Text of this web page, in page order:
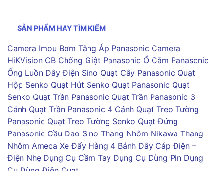
SẢN PHẨM HAY TÌM KIẾM
Camera Imou Bơm Tăng Áp Panasonic Camera
HiKVision CB Chống Giật Panasonic Ổ Cắm Panasonic
Ống Luồn Dây Điện Sino Quạt Cây Panasonic Quạt
Hộp Senko Quạt Hút Senko Quạt Panasonic Quạt
Senko Quạt Trần Panasonic Quạt Trần Panasonic 3
Cánh Quạt Trần Panasonic 4 Cánh Quạt Treo Tường
Panasonic Quạt Treo Tường Senko Quạt Đứng
Panasonic Cầu Dao Sino Thang Nhôm Nikawa Thang
Nhôm Ameca Xe Đẩy Hàng 4 Bánh Dây Cáp Điện –
Điện Nhẹ Dụng Cụ Cầm Tay Dụng Cụ Dùng Pin Dụng